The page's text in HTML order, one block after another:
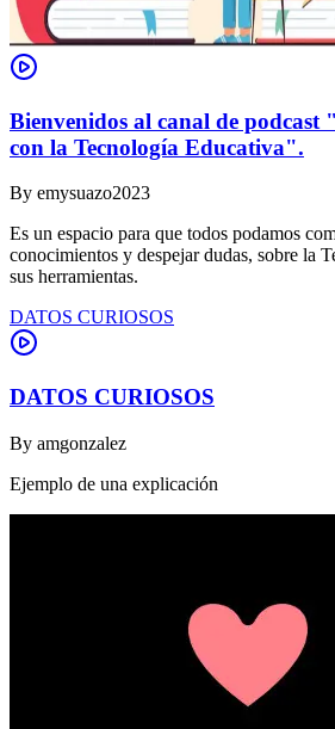
Bienvenidos al canal de podcast
con la Tecnología Educativa".
By emysuazo2023
Es un espacio para que todos podamos
conocimientos y despejar dudas, sobre la
sus herramientas.
DATOS CURIOSOS
DATOS CURIOSOS
By amgonzalez
Ejemplo de una explicación